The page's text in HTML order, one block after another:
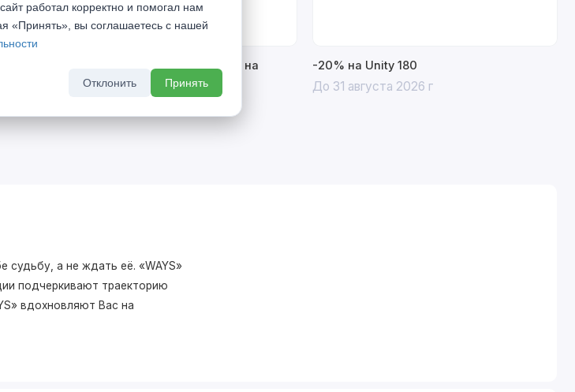
Скрытый бонус - выгода до 15% на
комплект скрытых дверей
-20% на Unity 180
До 31 августа 2026 г
судьбу, а не ждать её. «WAYS»
подчеркивают траекторию
вдохновляют Вас на
работал корректно и помогал нам
«Принять», вы соглашаетесь с нашей
Отклонить Принять